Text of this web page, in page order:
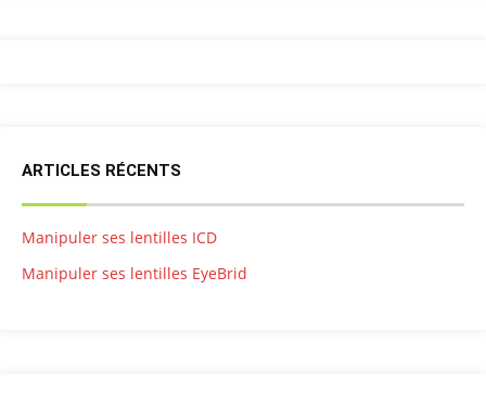
ARTICLES RÉCENTS
Manipuler ses lentilles ICD
Manipuler ses lentilles EyeBrid